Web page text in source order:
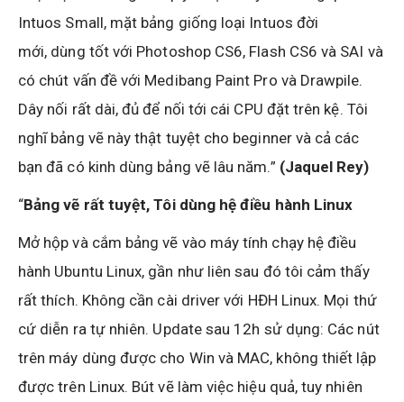
Intuos Small, mặt bảng giống loại Intuos đời
mới, dùng tốt với Photoshop CS6, Flash CS6 và SAI và
có chút vấn đề với Medibang Paint Pro và Drawpile.
Dây nối rất dài, đủ để nối tới cái CPU đặt trên kệ. Tôi
nghĩ bảng vẽ này thật tuyệt cho beginner và cả các
bạn đã có kinh dùng bảng vẽ lâu năm.” (Jaquel Rey)
“Bảng vẽ rất tuyệt, Tôi dùng hệ điều hành Linux
Mở hộp và cắm bảng vẽ vào máy tính chạy hệ điều
hành Ubuntu Linux, gần như liên sau đó tôi cảm thấy
rất thích. Không cần cài driver với HĐH Linux. Mọi thứ
cứ diễn ra tự nhiên. Update sau 12h sử dụng: Các nút
trên máy dùng được cho Win và MAC, không thiết lập
được trên Linux. Bút vẽ làm việc hiệu quả, tuy nhiên